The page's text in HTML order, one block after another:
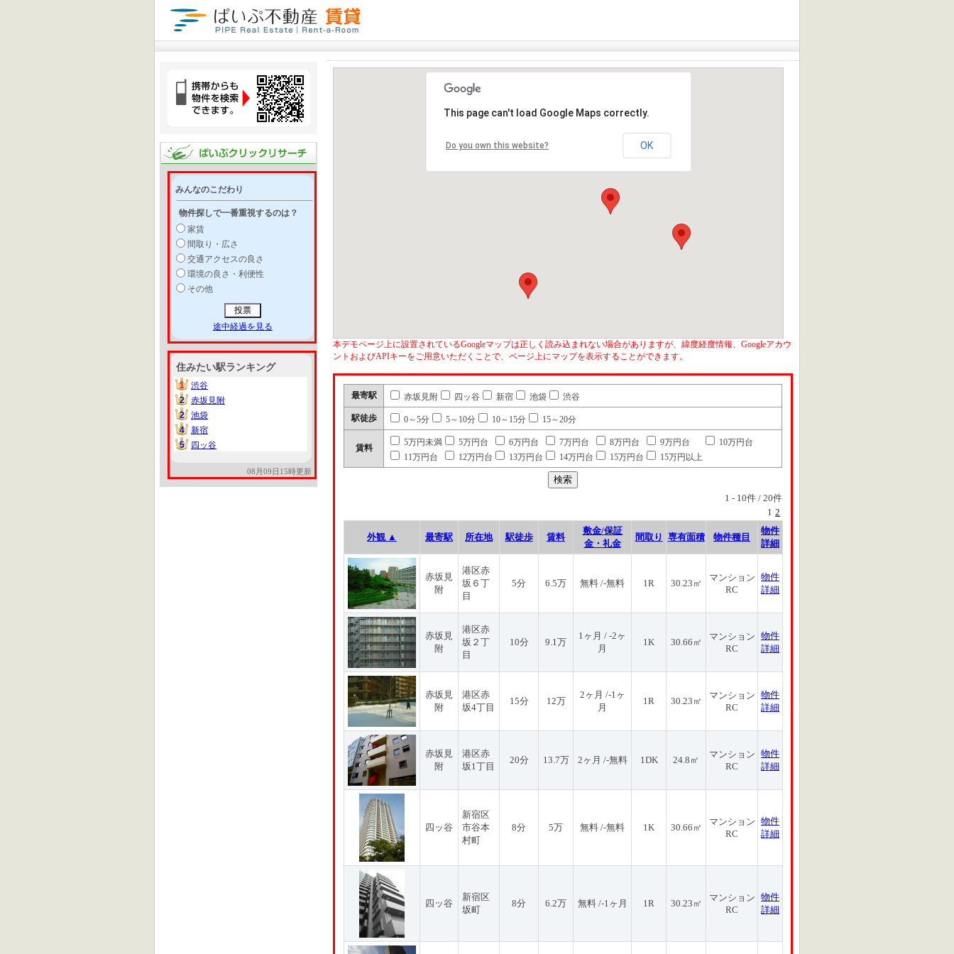
みんなのこだわり
物件探しで一番重視するのは？
家賃
間取り・広さ
交通アクセスの良さ
環境の良さ・利便性
その他
途中経過を見る
住みたい駅ランキング
1
1
渋谷
2
2
赤坂見附
2
2
池袋
4
4
新宿
5
5 四ッ谷
08月09日15時更新
This page can't load Google Maps correctly.
Do you own this website? OK
本デモページ上に設置されているGoogleマップは正しく読み込まれない場合がありますが、緯度経度情報、Googleアカウ
ントおよびAPIキーをご用意いただくことで、ページ上にマップを表示することができます。
最寄駅 赤坂見附 四ッ谷 新宿 池袋 渋谷
駅徒歩 0～5分 5～10分 10～15分 15～20分
賃料
5万円未満 5万円台 6万円台 7万円台 8万円台 9万円台
10万円台
11万円台
12万円台 13万円台 14万円台 15万円台 15万円以上
1 - 10件 / 20件
1 2
外観 ▲ 最寄駅 所在地 駅徒歩 賃料
敷金/保証
金・礼金
間取り 専有面積 物件種目
物件
詳細
赤坂見
附
港区赤
坂６丁
目
5分 6.5万 無料 /-無料 1R 30.23㎡
マンション
RC
物件
詳細
赤坂見
附
港区赤
坂２丁
目
10分 9.1万
1ヶ月 / -2ヶ
月
1K 30.66㎡
マンション
RC
物件
詳細
赤坂見
附
港区赤
坂4丁目
15分 12万
2ヶ月 /-1ヶ
月
1R 30.23㎡
マンション
RC
物件
詳細
赤坂見
附
港区赤
坂1丁目
20分 13.7万 2ヶ月 /-無料 1DK 24.8㎡
マンション
RC
物件
詳細
四ッ谷
新宿区
市谷本
村町
8分 5万 無料 /-無料 1K 30.66㎡
マンション
RC
物件
詳細
四ッ谷
新宿区
坂町
8分 6.2万 無料 /-1ヶ月 1R 30.23㎡
マンション
RC
物件
詳細